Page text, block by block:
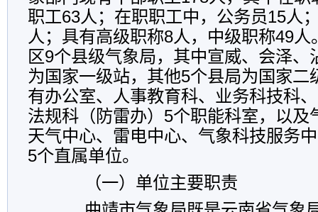
职工63人；在职职工中，公务员15人
人；具有高级职称8人，中级职称49
区9个县级气象局，其中宣威、会泽、
为国家一级站，其他5个县局为国家二
有办公室、人事教育科、业务科技科
法规科（防雷办）5个职能科室，以及
天气中心、雷电中心、气象科技服务
5个直属单位。
（一）单位主要职责